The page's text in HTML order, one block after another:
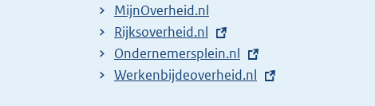
MijnOverheid.nl
E
x
t
Rijksoverheid.nl
E
x
Ondernemersplein.nl
E
Werkenbijdeoverheid.nl